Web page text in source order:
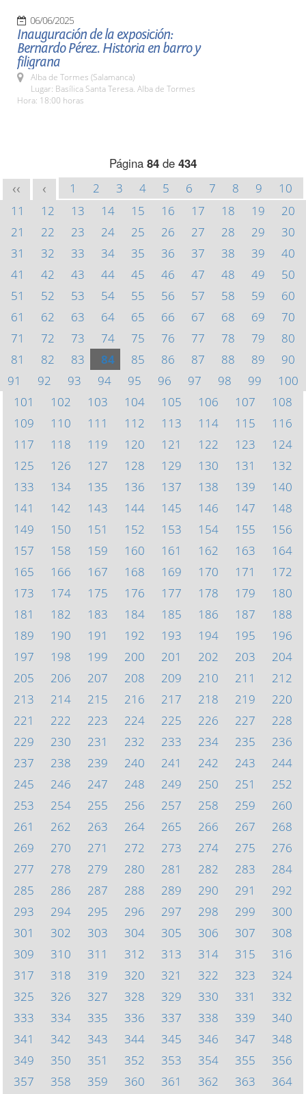
06/06/2025
Inauguración de la exposición:
Bernardo Pérez. Historia en barro y
filigrana
Alba de Tormes (Salamanca)
Lugar: Basílica Santa Teresa. Alba de Tormes
Hora: 18:00 horas
Página 84 de 434
<< < 1 2 3 4 5 6 7 8 9
10
11
12 13 14 15 16 17 18 19
20
21
22 23 24 25 26 27 28 29
30
31
32 33 34 35 36 37 38 39
40
41
42 43 44 45 46 47 48 49
50
51
52 53 54 55 56 57 58 59
60
61
62 63 64 65 66 67 68 69
70
71
72 73 74 75 76 77 78 79
80
81
82 83 84 85 86 87 88 89
90
91
92 93 94 95 96 97 98 99
100
101
102 103 104 105 106 107
108
109
110 111 112 113 114 115
116
117
118 119 120 121 122 123
124
125
126 127 128 129 130 131
132
133
134 135 136 137 138 139
140
141
142 143 144 145 146 147
148
149
150 151 152 153 154 155
156
157
158 159 160 161 162 163
164
165
166 167 168 169 170 171
172
173
174 175 176 177 178 179
180
181
182 183 184 185 186 187
188
189
190 191 192 193 194 195
196
197
198 199 200 201 202 203
204
205
206 207 208 209 210 211
212
213
214 215 216 217 218 219
220
221
222 223 224 225 226 227
228
229
230 231 232 233 234 235
236
237
238 239 240 241 242 243
244
245
246 247 248 249 250 251
252
253
254 255 256 257 258 259
260
261
262 263 264 265 266 267
268
269
270 271 272 273 274 275
276
277
278 279 280 281 282 283
284
285
286 287 288 289 290 291
292
293
294 295 296 297 298 299
300
301
302 303 304 305 306 307
308
309
310 311 312 313 314 315
316
317
318 319 320 321 322 323
324
325
326 327 328 329 330 331
332
333
334 335 336 337 338 339
340
341
342 343 344 345 346 347
348
349
350 351 352 353 354 355
356
357
358 359 360 361 362 363 364